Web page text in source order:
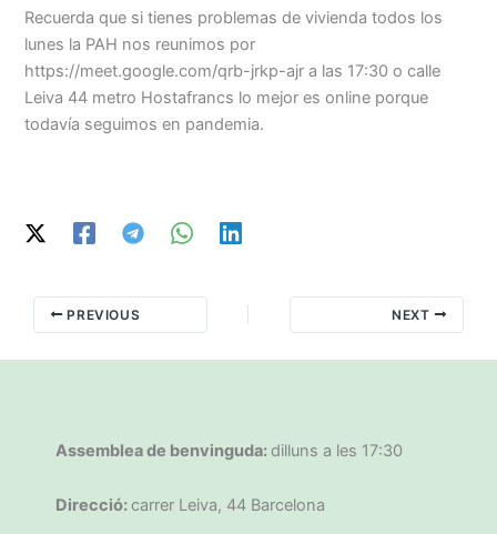
Recuerda que si tienes problemas de vivienda todos los
lunes la PAH nos reunimos por
https://meet.google.com/qrb-jrkp-ajr a las 17:30 o calle
Leiva 44 metro Hostafrancs lo mejor es online porque
todavía seguimos en pandemia.
PREVIOUS NEXT
Assemblea de benvinguda: dilluns a les 17:30
Direcció: carrer Leiva, 44 Barcelona